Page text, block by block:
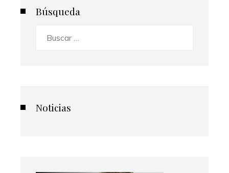
Búsqueda
Noticias